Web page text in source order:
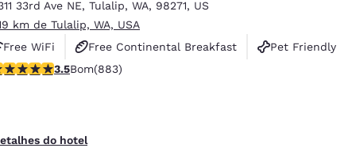
Italiano
33rd Ave NE, Tulalip, WA, 98271, US
km de Tulalip, WA, USA
Free WiFi
Free Continental Breakfast
Pet Friendly
3.53 estrelas. Bom. 883 avaliações
3.5Bom(883)
do hotel